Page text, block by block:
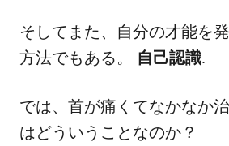
そしてまた、自分の才能を
方法でもある。 自己認識.
では、首が痛くてなかなか
はどういうことなのか？